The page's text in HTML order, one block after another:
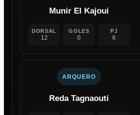
Munir El Kajoui
DORSAL
12
GOLES
0
PJ
6
ARQUERO
Reda Tagnaouti